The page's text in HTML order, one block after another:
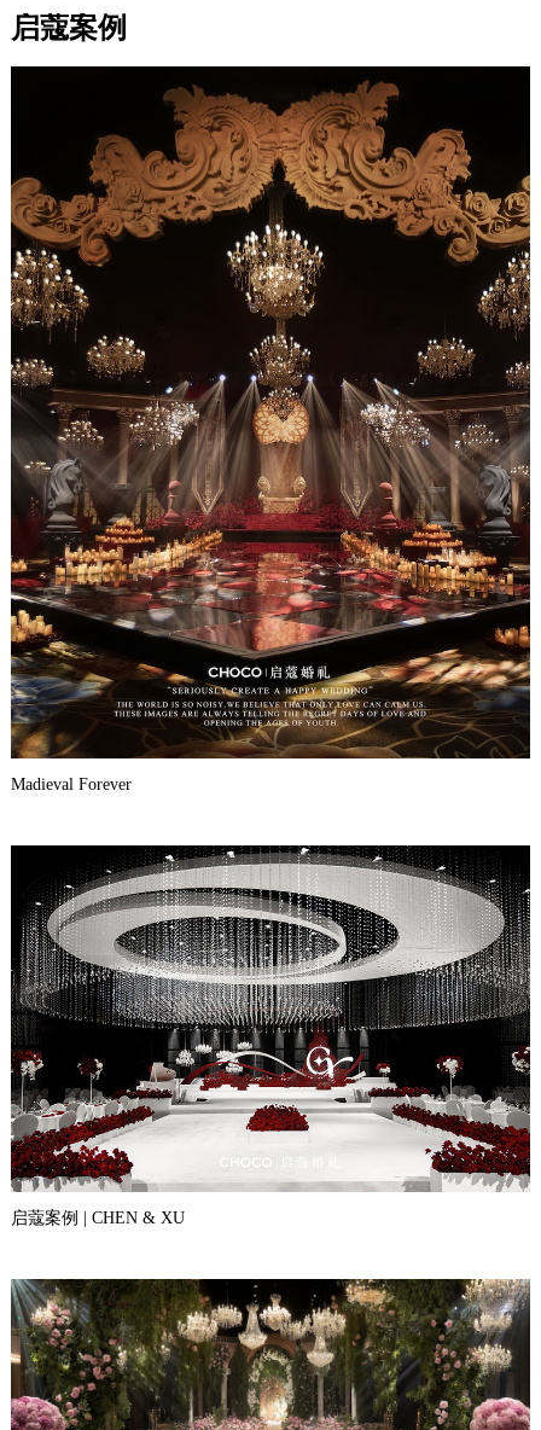
启蔻案例
Madieval Forever
启蔻案例 | CHEN & XU